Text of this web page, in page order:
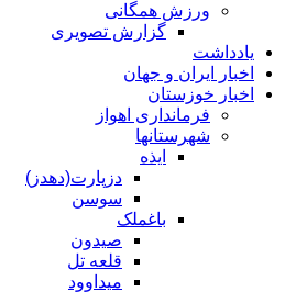
ورزش همگانی
گزارش تصویری
یادداشت
اخبار ایران و جهان
اخبار خوزستان
فرمانداری اهواز
شهرستانها
ایذه
دزپارت(دهدز)
سوسن
باغملک
صیدون
قلعه تل
میداوود